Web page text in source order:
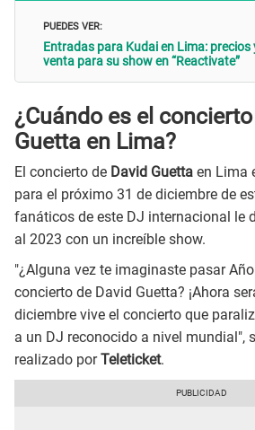
PUEDES VER:
Entradas para Kudai en Lima: precios
venta para su show en “Reactivate”
¿Cuándo es el concierto
Guetta en Lima?
El concierto de David Guetta en Lima
para el próximo 31 de diciembre de
fanáticos de este DJ internacional le
al 2023 con un increíble show.
"¿Alguna vez te imaginaste pasar
concierto de David Guetta? ¡Ahora
diciembre vive el concierto que
a un DJ reconocido a nivel mundial",
realizado porTeleticket.